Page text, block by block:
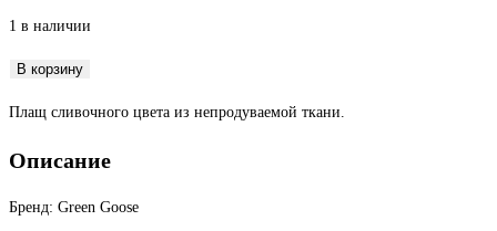
1 в наличии
Количество
Плащ
с
В корзину
Плащ сливочного цвета из непродуваемой ткани.
Описание
Бренд: Green Goose